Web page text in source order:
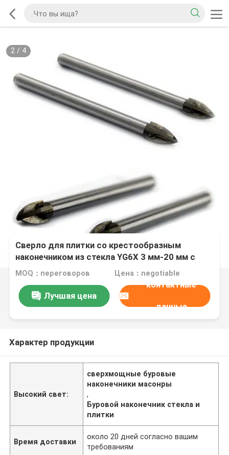
2/ 4
Сверло для плитки со крестообразным
наконечником из стекла YG6X 3 мм-20 мм с
круглым хвостовиком
MOQ：переговоров Цена：negotiable
Лучшая цена
контактные
данные
Характер продукции
Высокий свет:
сверхмощные буровые
наконечники масонры
,
Буровой наконечник стекла и
плитки
Время доставки
около 20 дней согласно вашим
требованиям